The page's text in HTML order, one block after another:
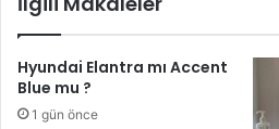
Hyundai Elantra mı Accent
Blue mu ?
1 gün önce